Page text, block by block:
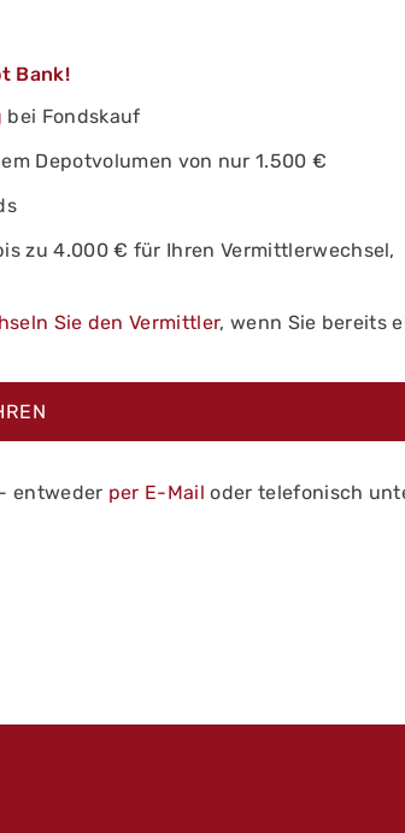
Bank!
bei Fondskauf
Depotvolumen von nur 1.500 €
zu 4.000 € für Ihren Vermittlerwechsel,
Sie den Vermittler, wenn Sie bereits
entweder per E-Mail oder telefonisch